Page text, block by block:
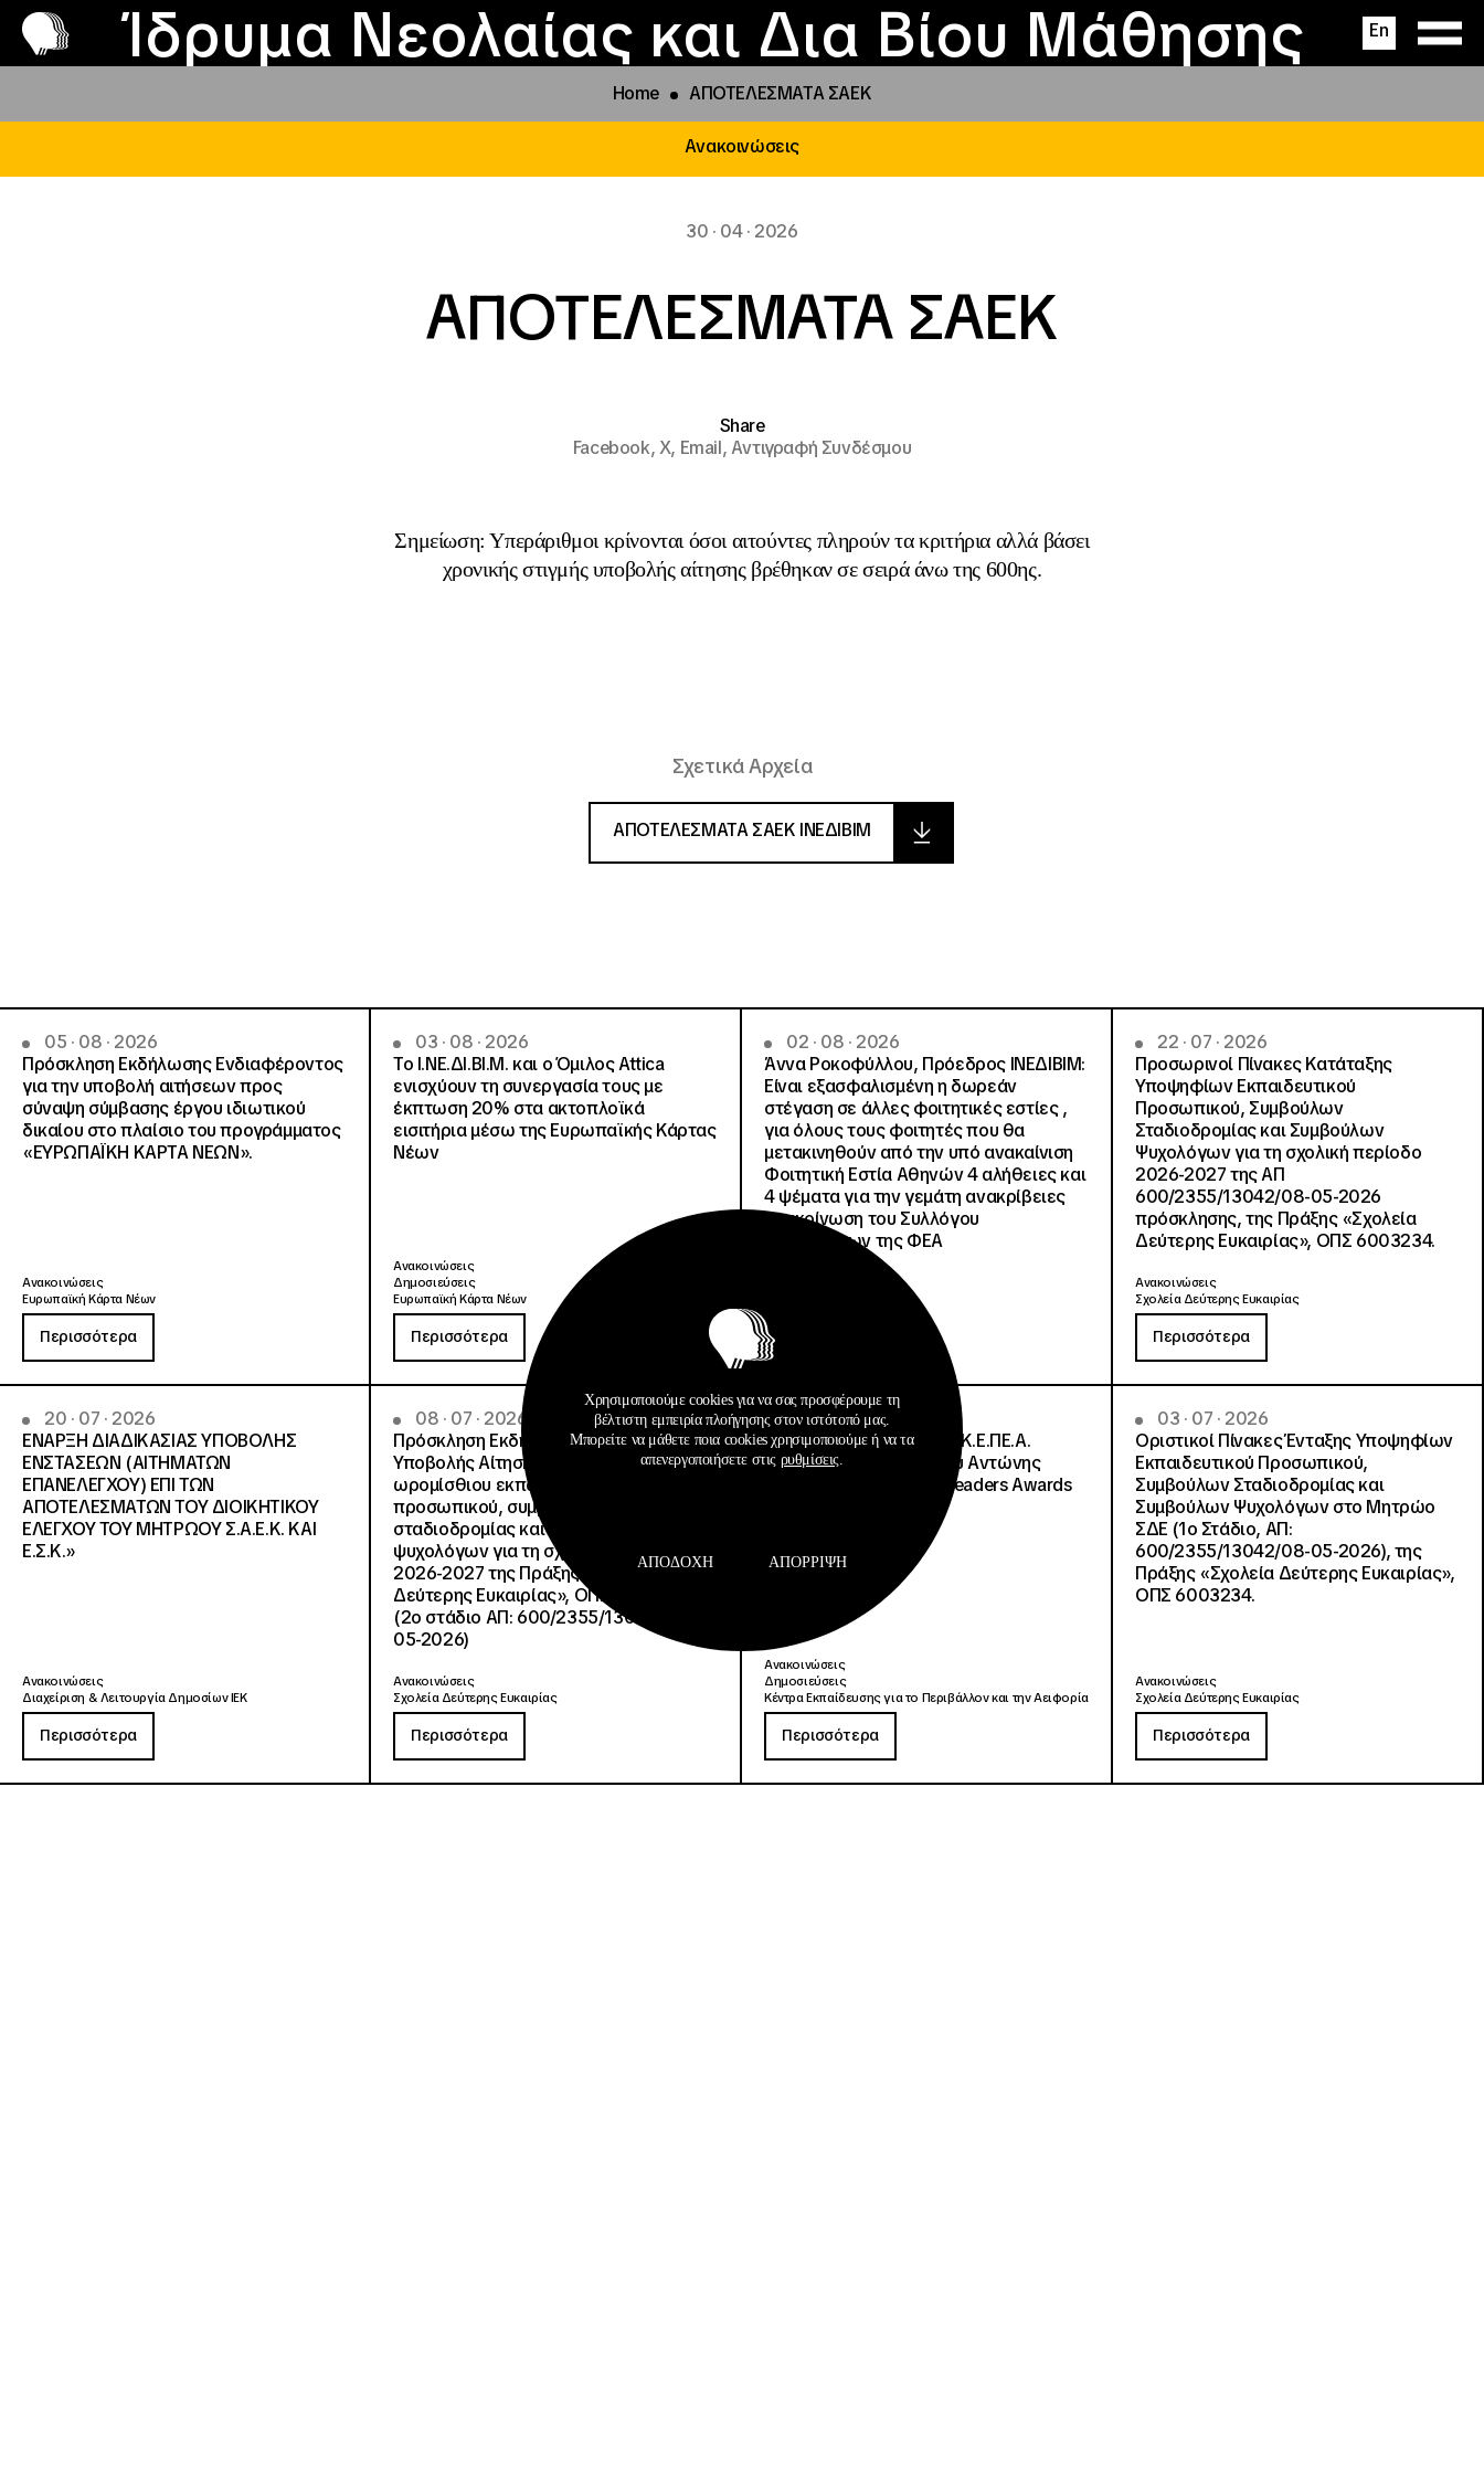
Ίδρυμα Νεολαίας και Δια Βίου Μάθησης En
Το ΙΝΕΔΙΒΙΜ
Προγράμματα και δράσεις
Φοιτητικές Εστίες
Παραχώρηση αιγίδας
Νέα
Επικοινωνία
Home ΑΠΟΤΕΛΕΣΜΑΤΑ ΣΑΕΚ
Ανακοινώσεις
30 · 04 · 2026
ΑΠΟΤΕΛΕΣΜΑΤΑ ΣΑΕΚ
Share
Facebook,X, Email,Αντιγραφή Συνδέσμου
Σημείωση: Υπεράριθμοι κρίνονται όσοι αιτούντες πληρούν τα κριτήρια αλλά βάσει
χρονικής στιγμής υποβολής αίτησης βρέθηκαν σε σειρά άνω της 600ης.
Σχετικά Αρχεία
ΑΠΟΤΕΛΕΣΜΑΤΑ ΣΑΕΚ ΙΝΕΔΙΒΙΜ
05 · 08 · 2026
Πρόσκληση Εκδήλωσης Ενδιαφέροντος
για την υποβολή αιτήσεων προς
σύναψη σύμβασης έργου ιδιωτικού
δικαίου στο πλαίσιο του προγράμματος
«ΕΥΡΩΠΑΪΚΗ ΚΑΡΤΑ ΝΕΩΝ».
Ανακοινώσεις
Ευρωπαϊκή Κάρτα Νέων
Περισσότερα
03 · 08 · 2026
Το Ι.ΝΕ.ΔΙ.ΒΙ.Μ. και o Όμιλος Attica
ενισχύουν τη συνεργασία τους με
έκπτωση 20% στα ακτοπλοϊκά
εισιτήρια μέσω της Ευρωπαϊκής Κάρτας
Νέων
Ανακοινώσεις
Δημοσιεύσεις
Ευρωπαϊκή Κάρτα Νέων
Περισσότερα
02 · 08 · 2026
Άννα Ροκοφύλλου, Πρόεδρος ΙΝΕΔΙΒΙΜ:
Είναι εξασφαλισμένη η δωρεάν
στέγαση σε άλλες φοιτητικές εστίες ,
για όλους τους φοιτητές που θα
μετακινηθούν από την υπό ανακαίνιση
Φοιτητική Εστία Αθηνών 4 αλήθειες και
4 ψέματα για την γεμάτη ανακρίβειες
ανακοίνωση του Συλλόγου
Οικοτρόφων της ΦΕΑ
22 · 07 · 2026
Προσωρινοί Πίνακες Κατάταξης
Υποψηφίων Εκπαιδευτικού
Προσωπικού, Συμβούλων
Σταδιοδρομίας και Συμβούλων
Ψυχολόγων για τη σχολική περίοδο
2026-2027 της ΑΠ
600/2355/13042/08-05-2026
πρόσκλησης, της Πράξης «Σχολεία
Δεύτερης Ευκαιρίας», ΟΠΣ 6003234.
Ανακοινώσεις
Σχολεία Δεύτερης Ευκαιρίας
Περισσότερα
20 · 07 · 2026
ΕΝΑΡΞΗ ΔΙΑΔΙΚΑΣΙΑΣ ΥΠΟΒΟΛΗΣ
ΕΝΣΤΑΣΕΩΝ (ΑΙΤΗΜΑΤΩΝ
ΕΠΑΝΕΛΕΓΧΟΥ) ΕΠΙ ΤΩΝ
ΑΠΟΤΕΛΕΣΜΑΤΩΝ ΤΟΥ ΔΙΟΙΚΗΤΙΚΟΥ
ΕΛΕΓΧΟΥ ΤΟΥ ΜΗΤΡΩΟΥ Σ.Α.Ε.Κ. ΚΑΙ
Ε.Σ.Κ.»
Ανακοινώσεις
Διαχείριση & Λειτουργία Δημοσίων ΙΕΚ
Περισσότερα
08 · 07 · 2026
Πρόσκληση Εκδήλωσης Ενδιαφέροντος
Υποβολής Αίτησης για την επιλογή
ωρομίσθιου εκπαιδευτικού
προσωπικού, συμβούλων
σταδιοδρομίας και συμβούλων
ψυχολόγων για τη σχολική περίοδο
2026-2027 της Πράξης «Σχολεία
Δεύτερης Ευκαιρίας», ΟΠΣ 6003234.
(2ο στάδιο ΑΠ: 600/2355/13042/08-
05-2026)
Ανακοινώσεις
Σχολεία Δεύτερης Ευκαιρίας
Περισσότερα
08 · 07 · 2026
Σημαντική Διάκριση του Κ.Ε.ΠΕ.Α.
Μητροπολιτικού Πάρκου Αντώνης
Τρίτσης στα Education Leaders Awards
Ανακοινώσεις
Δημοσιεύσεις
Κέντρα Εκπαίδευσης για το Περιβάλλον και την Αειφορία
Περισσότερα
03 · 07 · 2026
Οριστικοί Πίνακες Ένταξης Υποψηφίων
Εκπαιδευτικού Προσωπικού,
Συμβούλων Σταδιοδρομίας και
Συμβούλων Ψυχολόγων στο Μητρώο
ΣΔΕ (1ο Στάδιο, ΑΠ:
600/2355/13042/08-05-2026), της
Πράξης «Σχολεία Δεύτερης Ευκαιρίας»,
ΟΠΣ 6003234.
Ανακοινώσεις
Σχολεία Δεύτερης Ευκαιρίας
Περισσότερα
Χρησιμοποιούμε cookies για να σας προσφέρουμε τη
βέλτιστη εμπειρία πλοήγησης στον ιστότοπό μας.
Μπορείτε να μάθετε ποια cookies χρησιμοποιούμε ή να τα
απενεργοποιήσετε στις ρυθμίσεις
ΑΠΟΔΟΧΉ ΑΠΌΡΡΙΨΗ